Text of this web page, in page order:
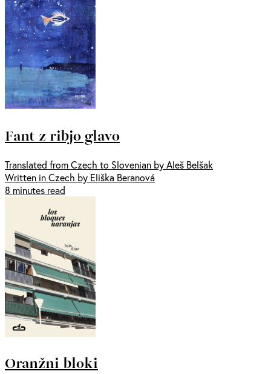
Fant z ribjo glavo
Translated from Czech to Slovenian by Aleš Belšak
Written in Czech by Eliška Beranová
8 minutes read
Oranžni bloki